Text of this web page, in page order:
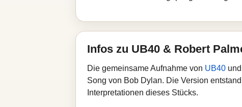
Infos zu UB40 & Robert
Die gemeinsame Aufnahme von UB40 und
Song von Bob Dylan. Die Version
Interpretationen dieses Stücks.